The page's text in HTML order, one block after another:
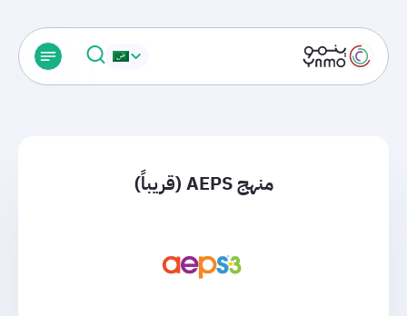
منهج AEPS (قريباً)